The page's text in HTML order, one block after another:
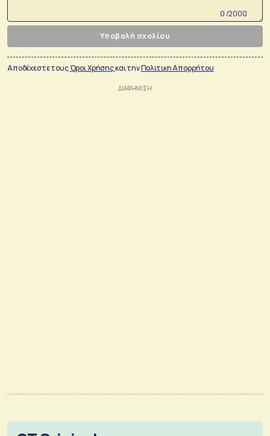
0 /2000
Υποβολή σχολίου
Αποδέχεστε τουςΌροι Χρήσηςκαι τηνΠολιτικη Απορρήτου